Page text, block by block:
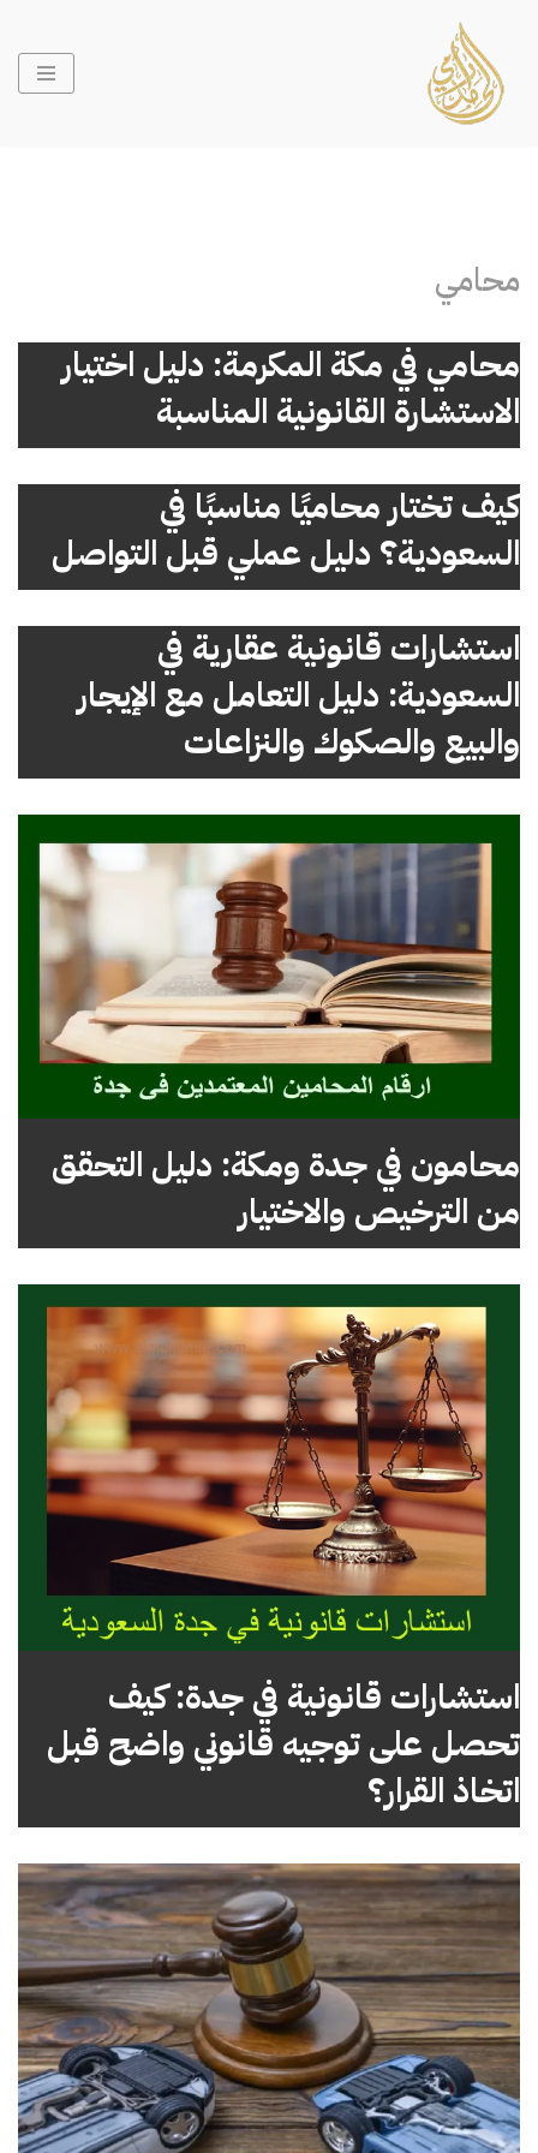
تخطى
إلى
المحتوى
محامي
محامي في مكة المكرمة: دليل اختيار
الاستشارة القانونية المناسبة
كيف تختار محاميًا مناسبًا في
السعودية؟ دليل عملي قبل التواصل
استشارات قانونية عقارية في
السعودية: دليل التعامل مع الإيجار
والبيع والصكوك والنزاعات
محامون في جدة ومكة: دليل التحقق
من الترخيص والاختيار
استشارات قانونية في جدة: كيف
تحصل على توجيه قانوني واضح قبل
اتخاذ القرار؟